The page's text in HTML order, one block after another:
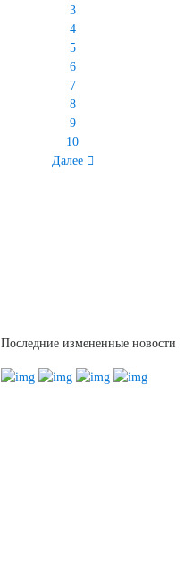
3
4
5
6
7
8
9
10
Далее
Последние измененные новости